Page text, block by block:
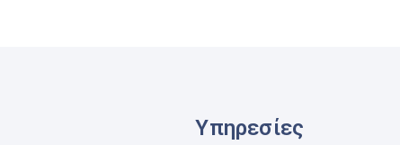
Υπηρεσίες